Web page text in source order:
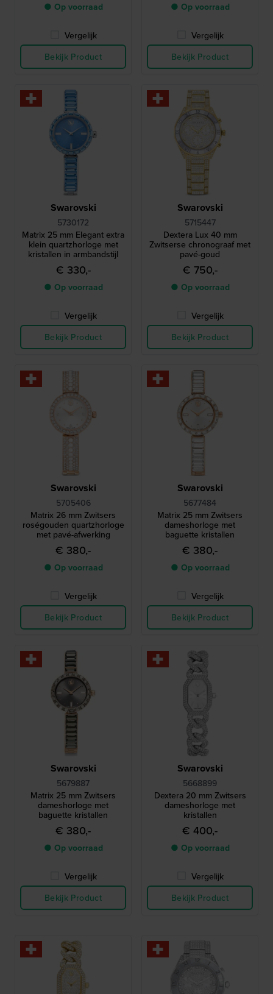
● Op voorraad
Vergelijk
Bekijk Product
● Op voorraad
Vergelijk
Bekijk Product
Swarovski
5730172
Matrix 25 mm Elegant extra
klein quartzhorloge met
kristallen in armbandstijl
€ 330,-
● Op voorraad
Vergelijk
Bekijk Product
Swarovski
5715447
Dextera Lux 40 mm
Zwitserse chronograaf met
pavé-goud
€ 750,-
● Op voorraad
Vergelijk
Bekijk Product
Swarovski
5705406
Matrix 26 mm Zwitsers
roségouden quartzhorloge
met pavé-afwerking
€ 380,-
● Op voorraad
Vergelijk
Bekijk Product
Swarovski
5677484
Matrix 25 mm Zwitsers
dameshorloge met
baguette kristallen
€ 380,-
● Op voorraad
Vergelijk
Bekijk Product
Swarovski
5679887
Matrix 25 mm Zwitsers
dameshorloge met
baguette kristallen
€ 380,-
● Op voorraad
Vergelijk
Bekijk Product
Swarovski
5668899
Dextera 20 mm Zwitsers
dameshorloge met
kristallen
€ 400,-
● Op voorraad
Vergelijk
Bekijk Product